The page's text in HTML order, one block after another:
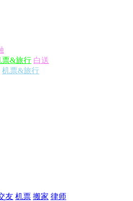
票&旅行 白送
机票&旅行
友 机票 搬家 律师